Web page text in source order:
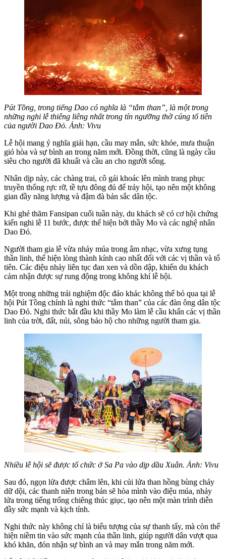
Pút Tồng, trong tiếng Dao có nghĩa là “tắm than”, là một trong
những nghi lễ thiêng liêng nhất trong tín ngưỡng thờ cúng tổ tiên
của người Dao Đỏ. Ảnh: Vivu
Lễ hội mang ý nghĩa giải hạn, cầu may mắn, sức khỏe, mưa thuận
gió hòa và sự bình an trong năm mới. Đồng thời, cũng là ngày cầu
siêu cho người đã khuất và cầu an cho người sống.
Nhân dịp này, các chàng trai, cô gái khoác lên mình trang phục
truyền thống rực rỡ, tề tựu đông đủ để trảy hội, tạo nên một không
gian đầy năng lượng và đậm đà bản sắc dân tộc.
Khi ghé thăm Fansipan cuối tuần này, du khách sẽ có cơ hội chứng
kiến nghi lễ 11 bước, được thể hiện bởi thầy Mo và các nghệ nhân
Dao Đỏ.
Người tham gia lễ vừa nhảy múa trong âm nhạc, vừa xưng tụng
thần linh, thể hiện lòng thành kính cao nhất đối với các vị thần và tổ
tiên. Các điệu nhảy liên tục đan xen và dồn dập, khiến du khách
cảm nhận được sự rung động trong không khí lễ hội.
Một trong những trải nghiệm độc đáo khác không thể bỏ qua tại lễ
hội Pút Tồng chính là nghi thức “tắm than” của các đàn ông dân tộc
Dao Đỏ. Nghi thức bắt đầu khi thầy Mo làm lễ cầu khấn các vị thần
linh của trời, đất, núi, sông bảo hộ cho những người tham gia.
Nhiều lễ hội sẽ được tổ chức ở Sa Pa vào dịp dầu Xuân. Ảnh: Vivu
Sau đó, ngọn lửa được châm lên, khi củi lửa than hồng bùng cháy
dữ dội, các thanh niên trong bản sẽ hòa mình vào điệu múa, nhảy
lửa trong tiếng trống chiêng thúc giục, tạo nên một màn trình diễn
đầy sức mạnh và kịch tính.
Nghi thức này không chỉ là biểu tượng của sự thanh tẩy, mà còn thể
hiện niềm tin vào sức mạnh của thần linh, giúp người dân vượt qua
khó khăn, đón nhận sự bình an và may mắn trong năm mới.